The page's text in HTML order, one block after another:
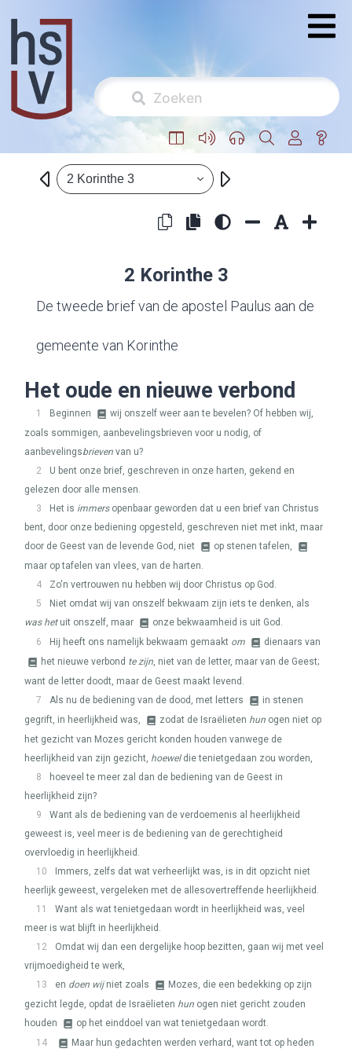
2 Korinthe 3
2 Korinthe 3
De tweede brief van de apostel Paulus aan de
gemeente van Korinthe
Het oude en nieuwe verbond
1 Beginnen
wij onszelf weer aan te bevelen? Of hebben wij,
zoals sommigen, aanbevelingsbrieven voor u nodig, of
aanbevelingsbrieven van u?
2
U bent onze brief, geschreven in onze harten, gekend en
gelezen door alle mensen.
3
Het is immersopenbaar geworden dat u een brief van Christus
bent, door onze bediening opgesteld, geschreven niet met inkt, maar
door de Geest van de levende God, niet
op stenen tafelen,
maar op tafelen van vlees, van de harten.
4
Zo'n vertrouwen nu hebben wij door Christus op God.
5
Niet omdat wij van onszelf bekwaam zijn iets te denken, als
was hetuit onszelf, maar
onze bekwaamheid is uit God.
6
Hij heeft ons namelijk bekwaam gemaakt om
dienaars van
het nieuwe verbond te zijn, niet van de letter, maar van de Geest;
want de letter doodt, maar de Geest maakt levend.
7
Als nu de bediening van de dood, met letters
in stenen
gegrift, in heerlijkheid was,
zodat de Israëlieten hun ogen niet op
het gezicht van Mozes gericht konden houden vanwege de
heerlijkheid van zijn gezicht, hoeweldie tenietgedaan zou worden,
8
hoeveel te meer zal dan de bediening van de Geest in
heerlijkheid zijn?
9
Want als de bediening van de verdoemenis al heerlijkheid
geweest is, veel meer is de bediening van de gerechtigheid
overvloedig in heerlijkheid.
10
Immers, zelfs dat wat verheerlijkt was, is in dit opzicht niet
heerlijk geweest, vergeleken met de allesovertreffende heerlijkheid.
11
Want als wat tenietgedaan wordt in heerlijkheid was, veel
meer is wat blijft in heerlijkheid.
12
Omdat wij dan een dergelijke hoop bezitten, gaan wij met veel
vrijmoedigheid te werk,
13
en doen wijniet zoals
Mozes, die een bedekking op zijn
gezicht legde, opdat de Israëlieten hun ogen niet gericht zouden
houden
op het einddoel van wat tenietgedaan wordt.
14
Maar hun gedachten werden verhard, want tot op heden